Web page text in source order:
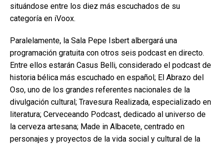
situándose entre los diez más escuchados de su
categoría en iVoox.
Paralelamente, la Sala Pepe Isbert albergará una
programación gratuita con otros seis podcast en directo.
Entre ellos estarán Casus Belli, considerado el podcast de
historia bélica más escuchado en español; El Abrazo del
Oso, uno de los grandes referentes nacionales de la
divulgación cultural; Travesura Realizada, especializado en
literatura; Cerveceando Podcast, dedicado al universo de
la cerveza artesana; Made in Albacete, centrado en
personajes y proyectos de la vida social y cultural de la